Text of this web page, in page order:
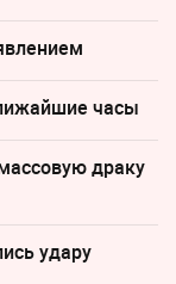
часы
драку
удару